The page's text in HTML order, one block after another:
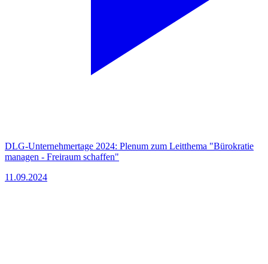
DLG-Unternehmertage 2024: Plenum zum Leitthema "Bürokratie
managen - Freiraum schaffen"
11.09.2024